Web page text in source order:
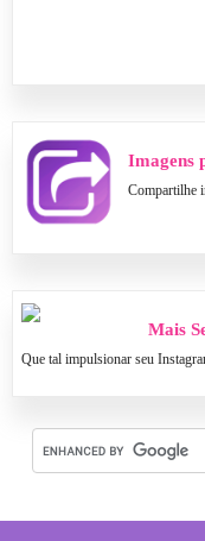
Imagens
Compartilhe
Mais
Que tal impulsionar seu